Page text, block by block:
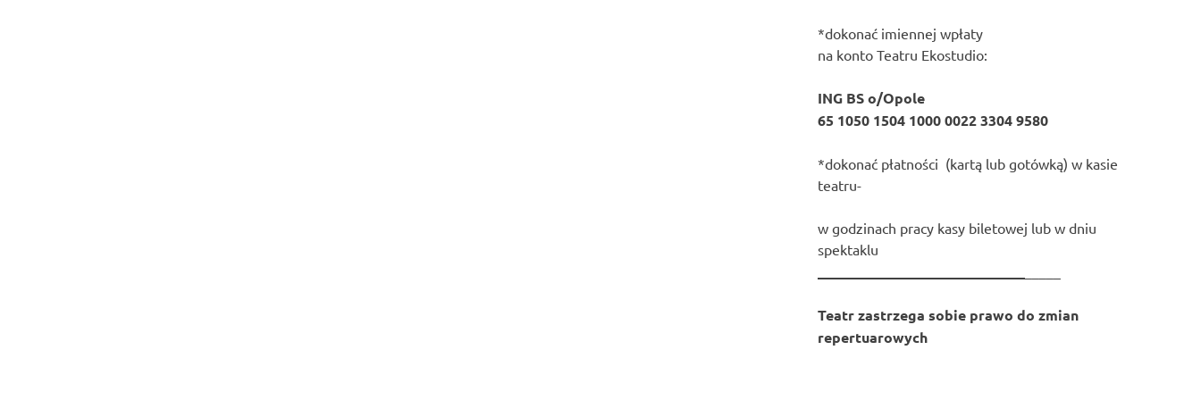
*dokonać imiennej wpłaty
na konto Teatru Ekostudio:
ING BS o/Opole
65 1050 1504 1000 0022 3304 9580
*dokonać płatności (kartą lub gotówką) w kasie
teatru-
w godzinach pracy kasy biletowej lub w dniu
spektaklu
Teatr zastrzega sobie prawo do zmian
repertuarowych